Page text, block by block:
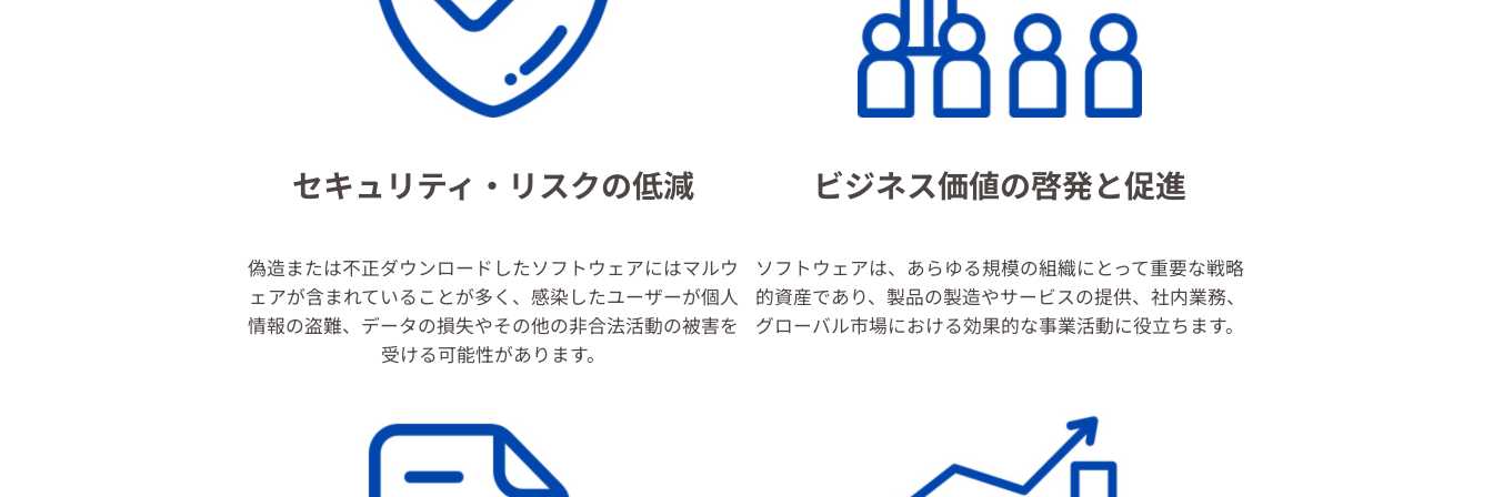
セキュリティ・リスクの低減
偽造または不正ダウンロードしたソフトウェアにはマルウ
ェアが含まれていることが多く、感染したユーザーが個人
情報の盗難、データの損失やその他の非合法活動の被害を
受ける可能性があります。
ビジネス価値の啓発と促進
ソフトウェアは、あらゆる規模の組織にとって重要な戦略
的資産であり、製品の製造やサービスの提供、社内業務、
グローバル市場における効果的な事業活動に役立ちます。